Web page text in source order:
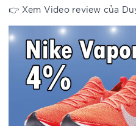
👉 Xem Video review của